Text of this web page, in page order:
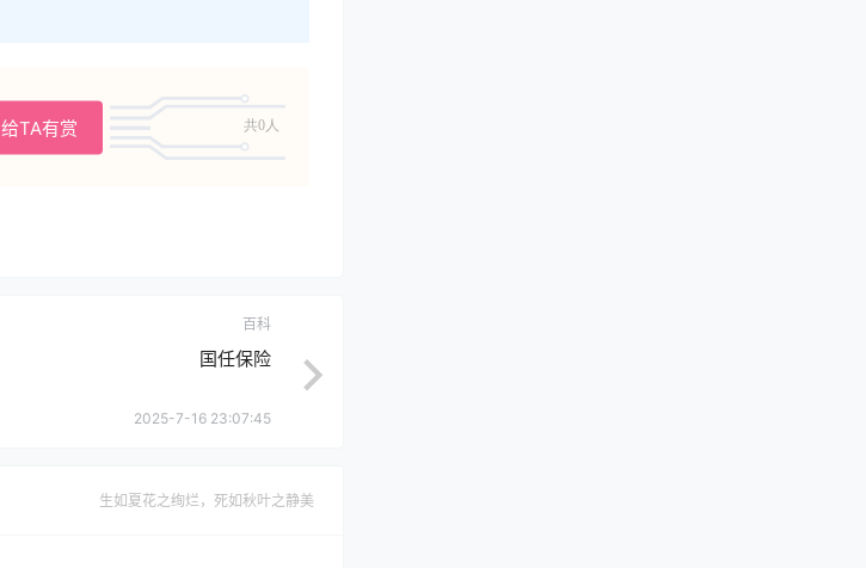
给TA有赏 共0人
百科
国任保险
2025-7-16 23:07:45
生如夏花之绚烂，死如秋叶之静美